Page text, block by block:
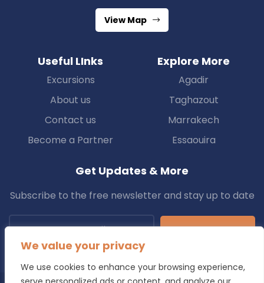
We value your privacy
We use cookies to enhance your browsing experience,
View Map
Useful LInks
Excursions
About us
Contact us
Become a Partner
Explore More
Agadir
Taghazout
Marrakech
Essaouira
Get Updates & More
Subscribe to the free newsletter and stay up to date